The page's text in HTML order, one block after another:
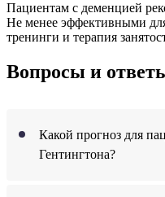
Пациентам с деменцией
Не менее эффективными
тренинги и терапия
Вопросы и
Какой прогноз для
Гентингтона?